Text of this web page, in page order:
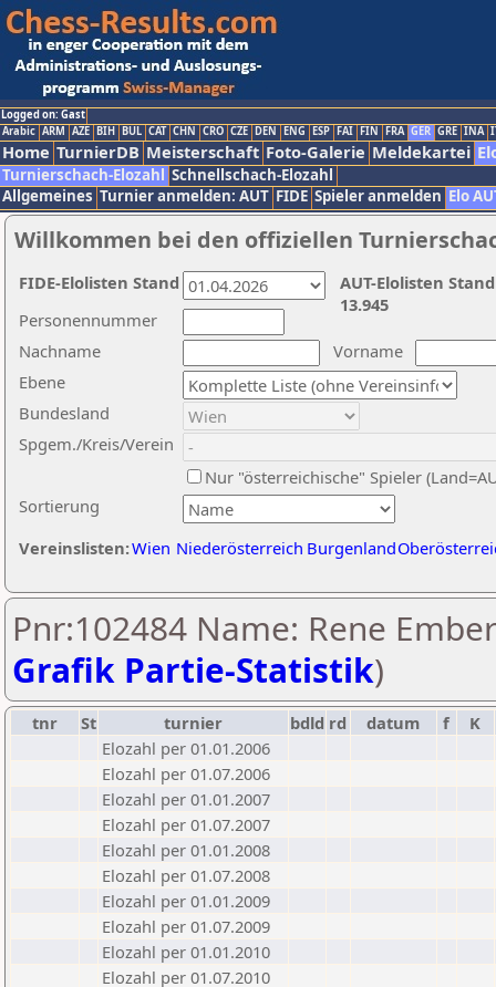
Logged on: Gast
Arabic ARM AZE BIH BUL CAT CHN CRO CZE DEN ENG ESP FAI FIN FRA GER GRE INA
Home TurnierDB Meisterschaft Foto-Galerie Meldekartei
Turnierschach-Elozahl Schnellschach-Elozahl
Allgemeines Turnier anmelden: AUT FIDE Spieler anmelden Elo
Willkommen bei den offiziellen
Nachname
Vorname
Ebene
Sortierung
Personennummer
Bundesland
Spgem./Kreis/Verein
Nur "österreichische" Spieler
Vereinslisten:Wien Niederösterreich Burgenland
AUT-Elolisten
13.945
FIDE-Elolisten Stand
Pnr:102484 Name: Rene
Grafik Partie-Statistik)
tnr St turnier bdld rd datum f
K
Elozahl per 01.01.2006
Elozahl per 01.07.2006
Elozahl per 01.01.2007
Elozahl per 01.07.2007
Elozahl per 01.01.2008
Elozahl per 01.07.2008
Elozahl per 01.01.2009
Elozahl per 01.07.2009
Elozahl per 01.01.2010
Elozahl per 01.07.2010